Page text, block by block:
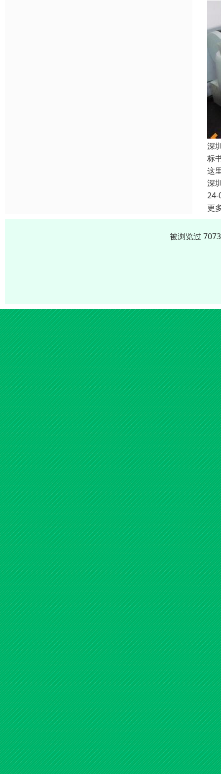
深
标
这
深
24-
更
被浏览过